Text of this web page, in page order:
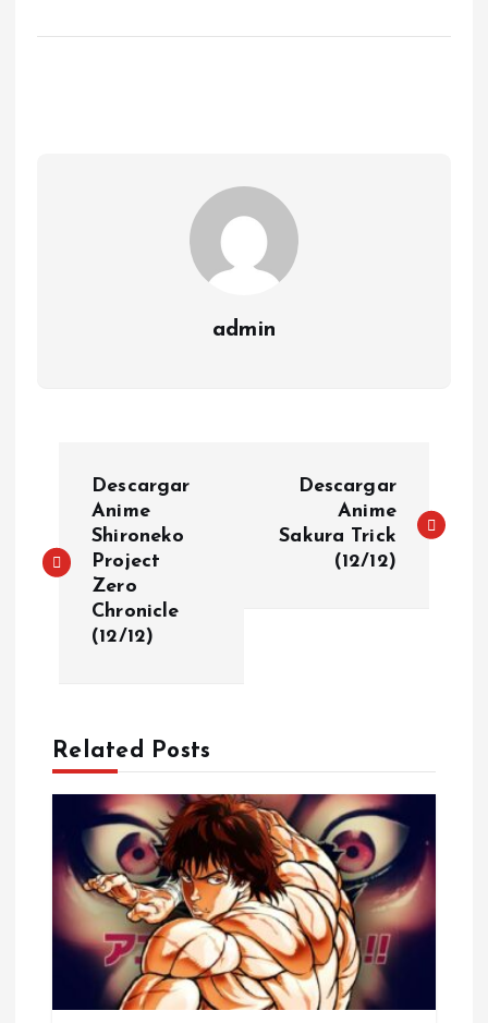
admin
s
a
v
a
t
Descargar
Anime
Shironeko
Project
Zero
Chronicle
(12/12)
Descargar
Anime
Sakura Trick
(12/12)
Related Posts